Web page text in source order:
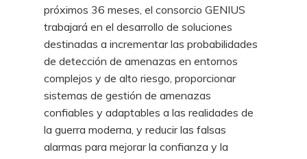
próximos 36 meses, el consorcio GENIUS
trabajará en el desarrollo de soluciones
destinadas a incrementar las probabilidades
de detección de amenazas en entornos
complejos y de alto riesgo, proporcionar
sistemas de gestión de amenazas
confiables y adaptables a las realidades de
la guerra moderna, y reducir las falsas
alarmas para mejorar la confianza y la